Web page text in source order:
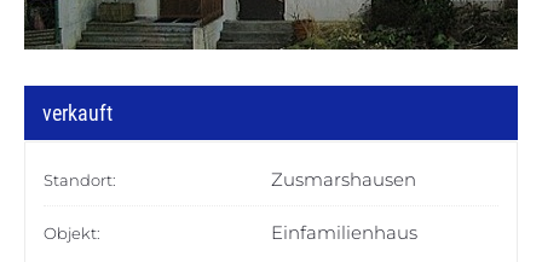
verkauft
Standort: Zusmarshausen
Objekt: Einfamilienhaus